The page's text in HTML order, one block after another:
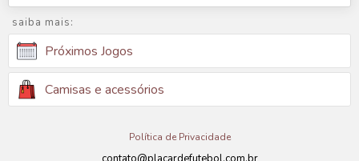
saiba mais:
Próximos Jogos
Camisas e acessórios
Política de Privacidade